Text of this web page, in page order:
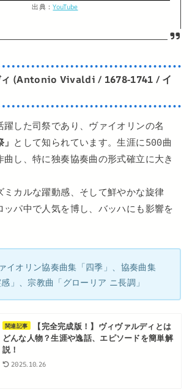
出典：YouTube
ィ (Antonio Vivaldi / 1678-1741 / イ
躍した司祭であり、ヴァイオリンの名
として知られています。生涯に500曲
曲し、特に独奏協奏曲の形式確立に大き
ミカルな躍動感、そして鮮やかな旋律
ッパ中で人気を博し、バッハにも影響を
イオリン協奏曲集「四季」、協奏曲集
感」、宗教曲「グローリア ニ長調」
関連記事
【完全完成版！】ヴィヴァルディとは
どんな人物？生涯や逸話、エピソードを簡単解
説！
2025.10.26